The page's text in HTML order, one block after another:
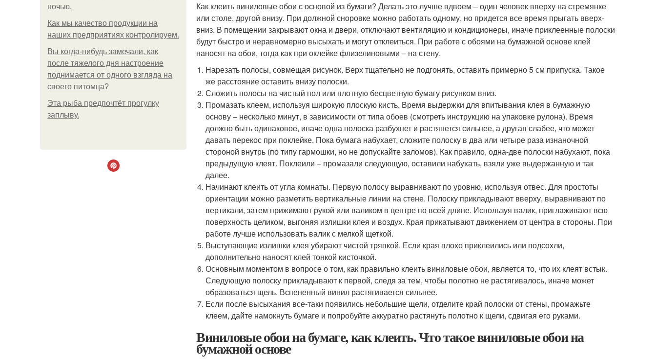
ночью.
Как мы качество продукции на
наших предприятиях контролируем.
Вы когда-нибудь замечали, как
после тяжелого дня настроение
поднимается от одного взгляда на
своего питомца?
Эта рыба предпочтёт прогулку
заплыву.
Как клеить виниловые обои с основой из бумаги? Делать это лучше вдвоем – один человек вверху на стремянке
или столе, другой внизу. При должной сноровке можно работать одному, но придется все время прыгать вверх-
вниз. В помещении закрывают окна и двери, отключают вентиляцию и кондиционеры, иначе приклеенные полоски
будут быстро и неравномерно высыхать и могут отклеиться. При работе с обоями на бумажной основе клей
наносят на обои, тогда как при оклейке флизелиновыми – на стену.
Нарезать полосы, совмещая рисунок. Верх тщательно не подгонять, оставить примерно 5 см припуска. Такое
же расстояние оставить внизу полоски.
Сложить полосы на чистый пол или плотную бесцветную бумагу рисунком вниз.
Промазать клеем, используя широкую плоскую кисть. Время выдержки для впитывания клея в бумажную
основу – несколько минут, в зависимости от типа обоев (смотреть инструкцию на упаковке рулона). Время
должно быть одинаковое, иначе одна полоска разбухнет и растянется сильнее, а другая слабее, что может
давать перекос при поклейке. Пока бумага набухает, сложите полоску в два или четыре раза изнаночной
стороной внутрь (по типу гармошки, но не допускайте заломов). Как правило, одна-две полоски набухают, пока
предыдущую клеят. Поклеили – промазали следующую, оставили набухать, взяли уже выдержанную и так
далее.
Начинают клеить от угла комнаты. Первую полосу выравнивают по уровню, используя отвес. Для простоты
ориентации можно разметить вертикальные линии на стене. Полоску прикладывают вверху, выравнивают по
вертикали, затем прижимают рукой или валиком в центре по всей длине. Используя валик, приглаживают всю
поверхность целиком, выгоняя излишки клея и воздух. Края прикатывают движением от центра в стороны. При
работе лучше использовать валик с мелкой щеткой.
Выступающие излишки клея убирают чистой тряпкой. Если края плохо приклеились или подсохли,
дополнительно наносят клей тонкой кисточкой.
Основным моментом в вопросе о том, как правильно клеить виниловые обои, является то, что их клеят встык.
Следующую полоску прикладывают к первой, следя за тем, чтобы полотно не растягивалось, иначе может
образоваться щель. Вспененный винил растягивается сильнее.
Если после высыхания все-таки появились небольшие щели, отделите край полоски от стены, промажьте
клеем, дайте намокнуть бумаге и попробуйте аккуратно растянуть полотно к щели, сдвигая его руками.
Виниловые обои на бумаге, как клеить. Что такое виниловые обои на
бумажной основе